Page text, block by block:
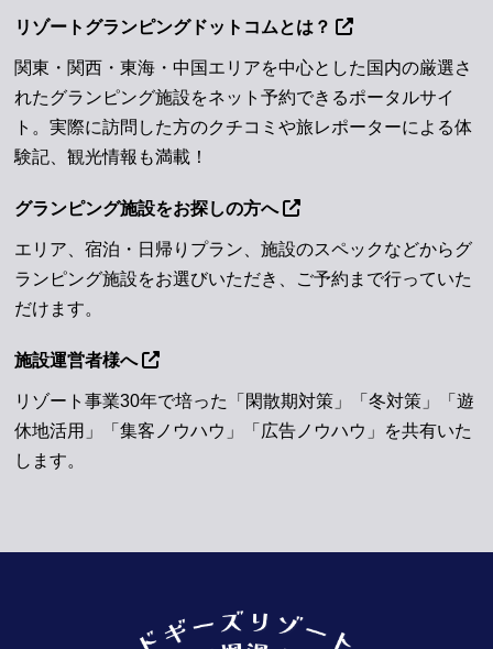
リゾートグランピングドットコムとは？
関東・関西・東海・中国エリアを中心とした国内の厳選さ
れたグランピング施設をネット予約できるポータルサイ
ト。実際に訪問した方のクチコミや旅レポーターによる体
験記、観光情報も満載！
グランピング施設をお探しの方へ
エリア、宿泊・日帰りプラン、施設のスペックなどからグ
ランピング施設をお選びいただき、ご予約まで行っていた
だけます。
施設運営者様へ
リゾート事業30年で培った「閑散期対策」「冬対策」「遊
休地活用」「集客ノウハウ」「広告ノウハウ」を共有いた
します。